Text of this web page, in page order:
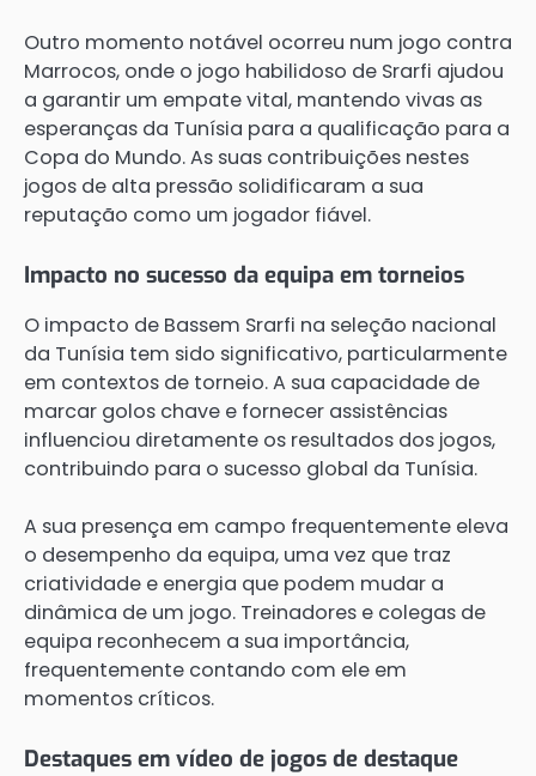
Outro momento notável ocorreu num jogo contra
Marrocos, onde o jogo habilidoso de Srarfi ajudou
a garantir um empate vital, mantendo vivas as
esperanças da Tunísia para a qualificação para a
Copa do Mundo. As suas contribuições nestes
jogos de alta pressão solidificaram a sua
reputação como um jogador fiável.
Impacto no sucesso da equipa em torneios
O impacto de Bassem Srarfi na seleção nacional
da Tunísia tem sido significativo, particularmente
em contextos de torneio. A sua capacidade de
marcar golos chave e fornecer assistências
influenciou diretamente os resultados dos jogos,
contribuindo para o sucesso global da Tunísia.
A sua presença em campo frequentemente eleva
o desempenho da equipa, uma vez que traz
criatividade e energia que podem mudar a
dinâmica de um jogo. Treinadores e colegas de
equipa reconhecem a sua importância,
frequentemente contando com ele em
momentos críticos.
Destaques em vídeo de jogos de destaque